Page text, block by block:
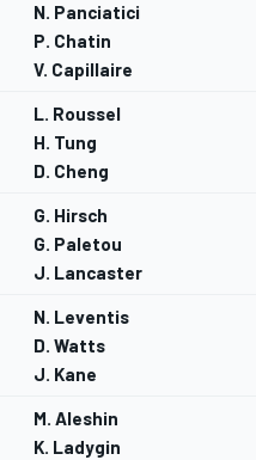
N. Panciatici
P. Chatin
V. Capillaire
L. Roussel
H. Tung
D. Cheng
G. Hirsch
G. Paletou
J. Lancaster
N. Leventis
D. Watts
J. Kane
M. Aleshin
K. Ladygin